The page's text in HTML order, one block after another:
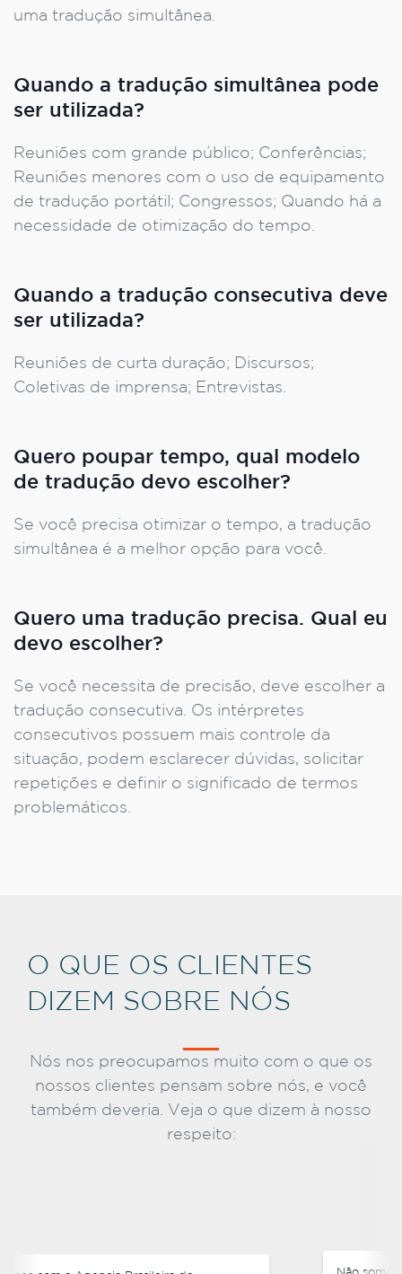
uma tradução simultânea.
Quando a tradução simultânea pode
ser utilizada?
Reuniões com grande público; Conferências;
Reuniões menores com o uso de equipamento
de tradução portátil; Congressos; Quando há a
necessidade de otimização do tempo.
Quando a tradução consecutiva deve
ser utilizada?
Reuniões de curta duração; Discursos;
Coletivas de imprensa; Entrevistas.
Quero poupar tempo, qual modelo
de tradução devo escolher?
Se você precisa otimizar o tempo, a tradução
simultânea é a melhor opção para você.
Quero uma tradução precisa. Qual eu
devo escolher?
Se você necessita de precisão, deve escolher a
tradução consecutiva. Os intérpretes
consecutivos possuem mais controle da
situação, podem esclarecer dúvidas, solicitar
repetições e definir o significado de termos
problemáticos.
O QUE OS CLIENTES
DIZEM SOBRE NÓS
Nós nos preocupamos muito com o que os
nossos clientes pensam sobre nós, e você
também deveria. Veja o que dizem à nosso
respeito: